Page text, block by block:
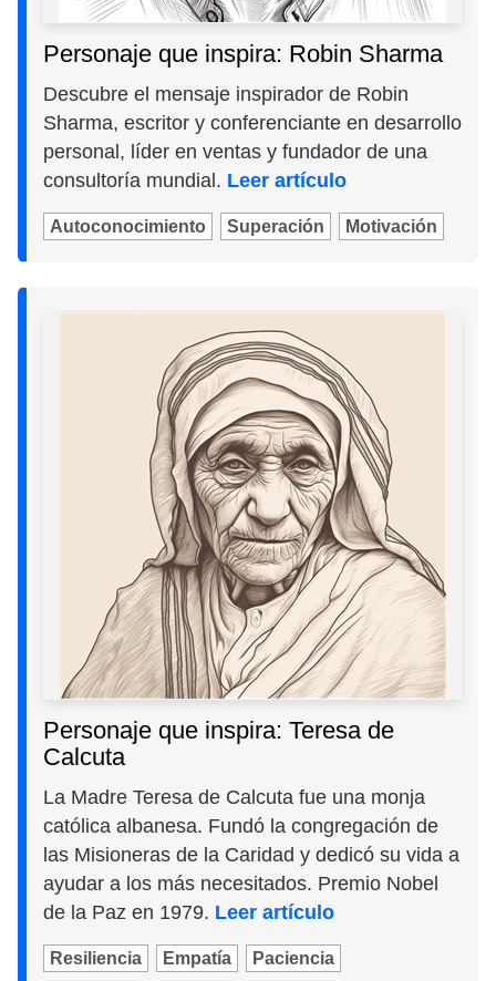
Personaje que inspira: Robin Sharma
Descubre el mensaje inspirador de Robin
Sharma, escritor y conferenciante en desarrollo
personal, líder en ventas y fundador de una
consultoría mundial. Leer artículo
Autoconocimiento Superación Motivación
Personaje que inspira: Teresa de
Calcuta
La Madre Teresa de Calcuta fue una monja
católica albanesa. Fundó la congregación de
las Misioneras de la Caridad y dedicó su vida a
ayudar a los más necesitados. Premio Nobel
de la Paz en 1979. Leer artículo
Resiliencia Empatía Paciencia